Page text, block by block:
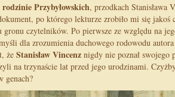
rodzinie Przybyłowskich, przodkach Stanisława
po którego lekturze zrobiło mi się jakoś
gronu czytelników. Po pierwsze ze względu na
dla zrozumienia duchowego rodowodu
że Stanisław Vincenz nigdy nie poznał swojego
na trzynaście lat przed jego urodzinami.
genach?